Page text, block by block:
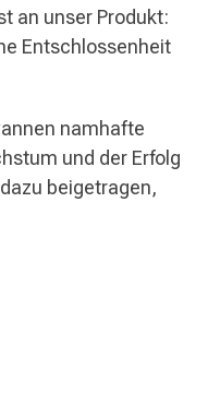
an unser Produkt:
Entschlossenheit
namhafte
und der Erfolg
beigetragen,